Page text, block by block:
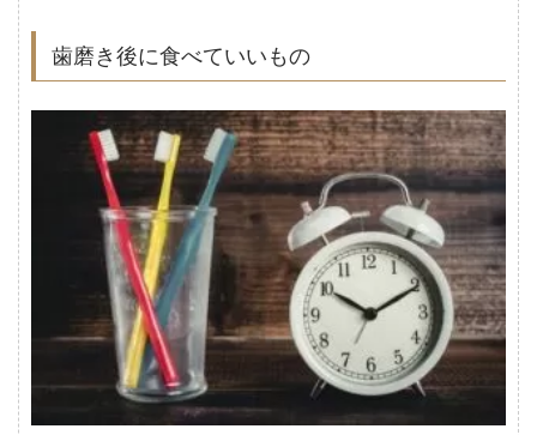
歯磨き後に食べていいもの